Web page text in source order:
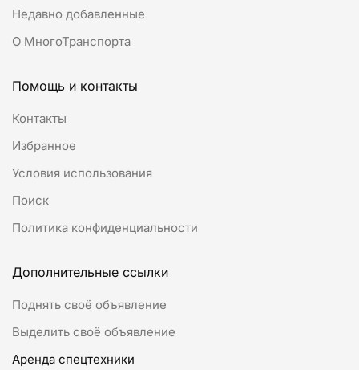
Недавно добавленные
О МногоТранспорта
Помощь и контакты
Контакты
Избранное
Условия использования
Поиск
Политика конфиденциальности
Дополнительные ссылки
Поднять своё объявление
Выделить своё объявление
Аренда спецтехники